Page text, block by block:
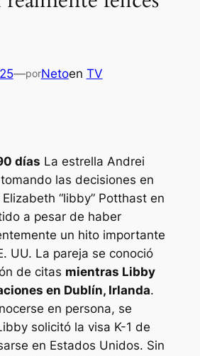
—porNetoen TV
días La estrella Andrei
las decisiones en
“libby” Potthast en
a pesar de haber
un hito importante
UU. La pareja se conoció
de citas mientras Libby
en Dublín, Irlanda.
en persona, se
solicitó la visa K-1 de
en Estados Unidos. Sin